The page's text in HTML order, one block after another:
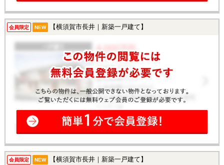
会員限定 NEW 【横須賀市長井｜新築一戸建て】
会員限定 NEW 【横須賀市長井｜新築一戸建て】